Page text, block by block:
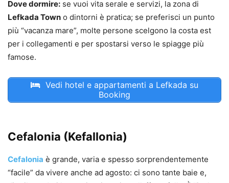
Dove dormire: se vuoi vita serale e servizi, la zona di
Lefkada Town o dintorni è pratica; se preferisci un punto
più “vacanza mare”, molte persone scelgono la costa est
per i collegamenti e per spostarsi verso le spiagge più
famose.
Vedi hotel e appartamenti a Lefkada su
Booking
Cefalonia (Kefallonia)
Cefalonia è grande, varia e spesso sorprendentemente
“facile” da vivere anche ad agosto: ci sono tante baie e,